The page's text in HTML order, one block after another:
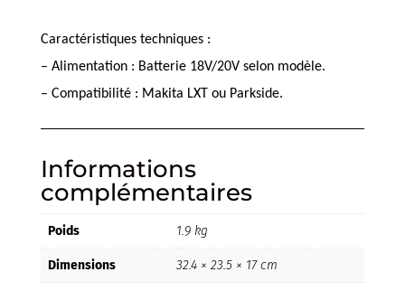
Caractéristiques techniques :
– Alimentation : Batterie 18V/20V selon modèle.
– Compatibilité : Makita LXT ou Parkside.
Informations
complémentaires
Poids 1.9 kg
Dimensions 32.4 × 23.5 × 17 cm